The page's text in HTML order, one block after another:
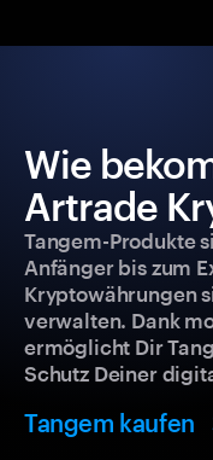
Wie
Artrade
Tangem-Produkte
Anfänger bis zum
Kryptowährungen
verwalten. Dank
ermöglicht Dir
Schutz Deiner
Tangem kaufen